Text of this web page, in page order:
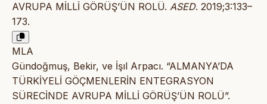
AVRUPA MİLLİ GÖRÜŞ’ÜN ROLÜ. ASED. 2019;3:133–
173.
MLA
Gündoğmuş, Bekir, ve İşıl Arpacı. “ALMANYA’DA
TÜRKİYELİ GÖÇMENLERİN ENTEGRASYON
SÜRECİNDE AVRUPA MİLLİ GÖRÜŞ’ÜN ROLÜ”.